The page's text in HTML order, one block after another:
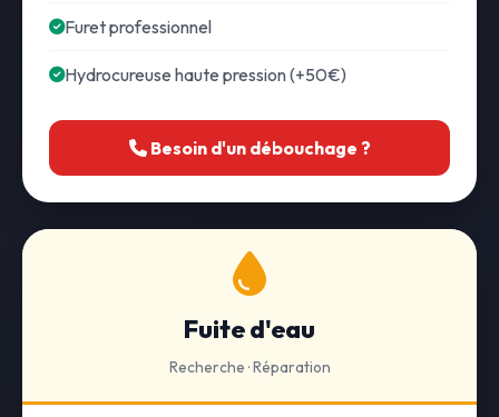
Furet professionnel
Hydrocureuse haute pression (+50€)
Besoin d'un débouchage ?
Fuite d'eau
Recherche · Réparation